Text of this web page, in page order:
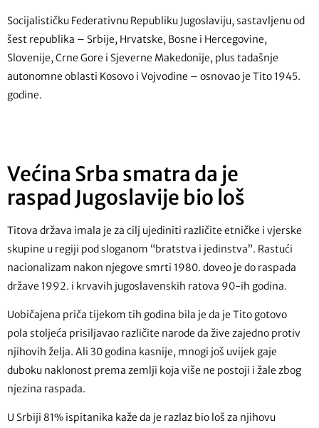
Socijalističku Federativnu Republiku Jugoslaviju, sastavljenu od
šest republika – Srbije, Hrvatske, Bosne i Hercegovine,
Slovenije, Crne Gore i Sjeverne Makedonije, plus tadašnje
autonomne oblasti Kosovo i Vojvodine – osnovao je Tito 1945.
godine.
Većina Srba smatra da je
raspad Jugoslavije bio loš
Titova država imala je za cilj ujediniti različite etničke i vjerske
skupine u regiji pod sloganom “bratstva i jedinstva”. Rastući
nacionalizam nakon njegove smrti 1980. doveo je do raspada
države 1992. i krvavih jugoslavenskih ratova 90-ih godina.
Uobičajena priča tijekom tih godina bila je da je Tito gotovo
pola stoljeća prisiljavao različite narode da žive zajedno protiv
njihovih želja. Ali 30 godina kasnije, mnogi još uvijek gaje
duboku naklonost prema zemlji koja više ne postoji i žale zbog
njezina raspada.
U Srbiji 81% ispitanika kaže da je razlaz bio loš za njihovu